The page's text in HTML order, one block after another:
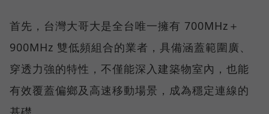
首先，台灣大哥大是全台唯一擁有 700MHz＋
900MHz 雙低頻組合的業者，具備涵蓋範圍廣、
穿透力強的特性，不僅能深入建築物室內，也能
有效覆蓋偏鄉及高速移動場景，成為穩定連線的